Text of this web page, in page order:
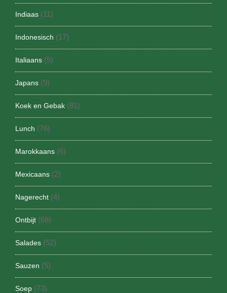
Indiaas (11)
Indonesisch (17)
Italiaans (5)
Japans (9)
Koek en Gebak (81)
Lunch (76)
Marokkaans (6)
Mexicaans (2)
Nagerecht (4)
Ontbijt (68)
Salades (52)
Sauzen (5)
Soep (73)